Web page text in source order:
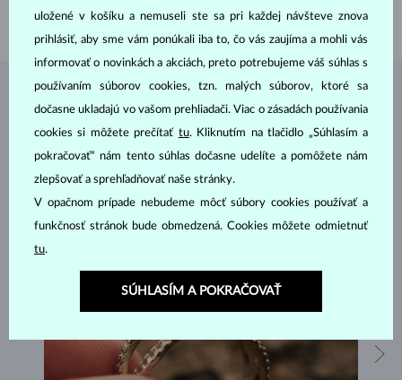
VÁHA 1.25 g
ŠPERKY Z ATELIÉRU KLENOTA
uložené v košíku a nemuseli ste sa pri každej návšteve znova
prihlásiť, aby sme vám ponúkali iba to, čo vás zaujíma a mohli vás
informovať o novinkách a akciách, preto potrebujeme váš súhlas s
používaním súborov cookies, tzn. malých súborov, ktoré sa
dočasne ukladajú vo vašom prehliadači. Viac o zásadách používania
cookies si môžete prečítať tu. Kliknutím na tlačidlo „Súhlasím a
pokračovať“ nám tento súhlas dočasne udelíte a pomôžete nám
zlepšovať a sprehľadňovať naše stránky.
V opačnom prípade nebudeme môcť súbory cookies používať a
funkčnosť stránok bude obmedzená. Cookies môžete odmietnuť
tu.
SÚHLASÍM A POKRAČOVAŤ